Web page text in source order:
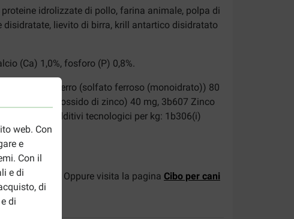
web. Con
e
Con il
e di
di
di
idrolizzate di pollo, farina animale, polpa di
lievito di birra, krill antartico disidratato
(Ca) 1,0%, fosforo (P) 0,8%.
mg, E1 Ferro (solfato ferroso (monoidrato)) 80
Zinco (ossido di zinco) 40 mg, 3b607 Zinco
0,3 mg. Additivi tecnologici per kg: 1b306(i)
pesce e riso . Oppure visita la pagina Cibo per cani